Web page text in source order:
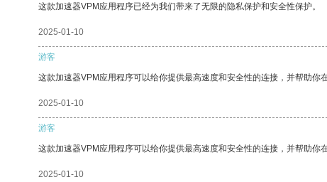
这款加速器VPM应用程序已经为我们带来了无限的隐私保护和安全性保护。
2025-01-10
游客
这款加速器VPM应用程序可以给你提供最高速度和安全性的连接，并帮助你
2025-01-10
游客
这款加速器VPM应用程序可以给你提供最高速度和安全性的连接，并帮助你
2025-01-10